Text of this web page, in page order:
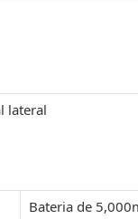
lateral
Bateria de